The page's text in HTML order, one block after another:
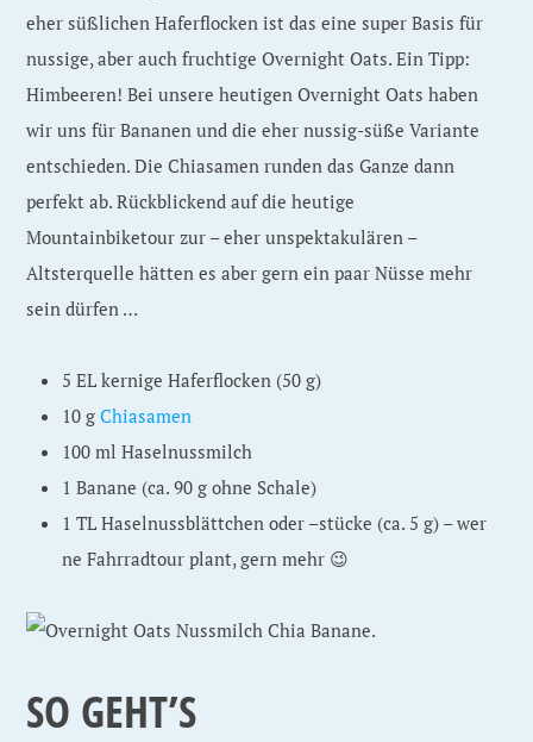
eher süßlichen Haferflocken ist das eine super Basis für
nussige, aber auch fruchtige Overnight Oats. Ein Tipp:
Himbeeren! Bei unsere heutigen Overnight Oats haben
wir uns für Bananen und die eher nussig-süße Variante
entschieden. Die Chiasamen runden das Ganze dann
perfekt ab. Rückblickend auf die heutige
Mountainbiketour zur – eher unspektakulären –
Altsterquelle hätten es aber gern ein paar Nüsse mehr
sein dürfen …
5 EL kernige Haferflocken (50 g)
10 gChiasamen
100 ml Haselnussmilch
1 Banane (ca. 90 g ohne Schale)
1 TL Haselnussblättchen oder –stücke (ca. 5 g) – wer
ne Fahrradtour plant, gern mehr 😉
SO GEHT’S